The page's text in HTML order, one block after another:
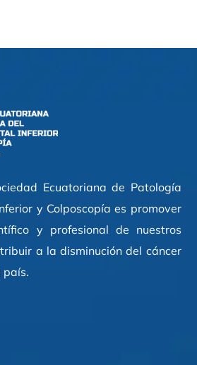
Ecuatoriana de Patología
y Colposcopía es promover
y profesional de nuestros
a la disminución del cáncer
país.